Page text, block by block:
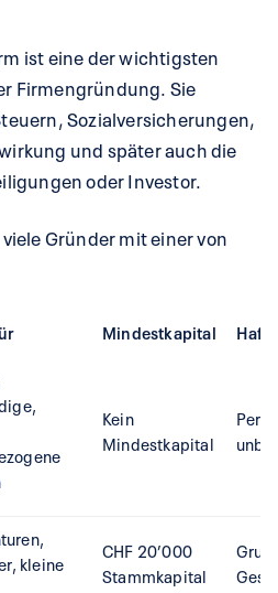
ist eine der wichtigsten
Firmengründung. Sie
Sozialversicherungen,
und später auch die
oder Investor.
Gründer mit einer von
Mindestkapital
Kein
Mindestkapital
kleine
CHF 20’000
Stammkapital